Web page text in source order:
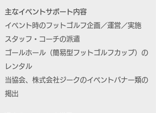
主なイベントサポート内容
イベント時のフットゴルフ企画／運営／実施
スタッフ・コーチの派遣
ゴールホール（簡易型フットゴルフカップ）の
レンタル
当協会、株式会社ジークのイベントバナー類の
掲出